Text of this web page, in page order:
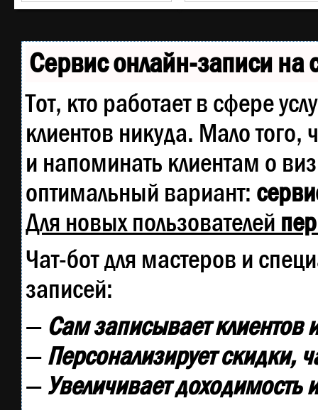
Сервис онлайн-записи на
Тот, кто работает в сфере
клиентов никуда. Мало того,
и напоминать клиентам о
оптимальный вариант:
Для новых пользователей
Чат-бот для мастеров и
записей:
— Сам записывает клиентов
— Персонализирует скидки,
— Увеличивает доходимость